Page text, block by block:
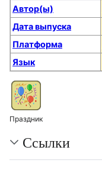
Автор(ы)
Дата выпуска
Платформа
Язык
Праздник
Ссылки